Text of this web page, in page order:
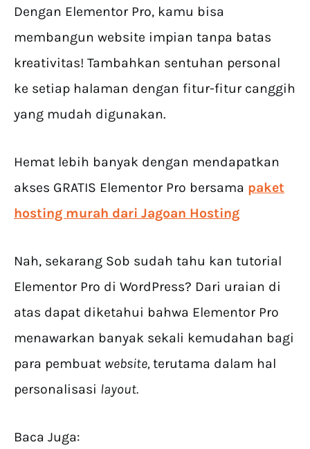
Dengan Elementor Pro, kamu bisa
membangun website impian tanpa batas
kreativitas! Tambahkan sentuhan personal
ke setiap halaman dengan fitur-fitur canggih
yang mudah digunakan.
Hemat lebih banyak dengan mendapatkan
akses GRATIS Elementor Pro bersama paket
hosting murah dari Jagoan Hosting
Nah, sekarang Sob sudah tahu kan tutorial
Elementor Pro di WordPress? Dari uraian di
atas dapat diketahui bahwa Elementor Pro
menawarkan banyak sekali kemudahan bagi
para pembuat website, terutama dalam hal
personalisasi layout.
Baca Juga: